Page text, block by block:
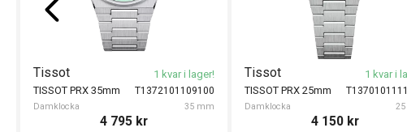
T1372101109100
Tissot
Damklocka 35 mm
TISSOT PRX 35mm
1 kvar i lager!
4 795 kr
Tissot
Damklocka
TISSOT PRX 25mm
1 kvar i
4 150 kr